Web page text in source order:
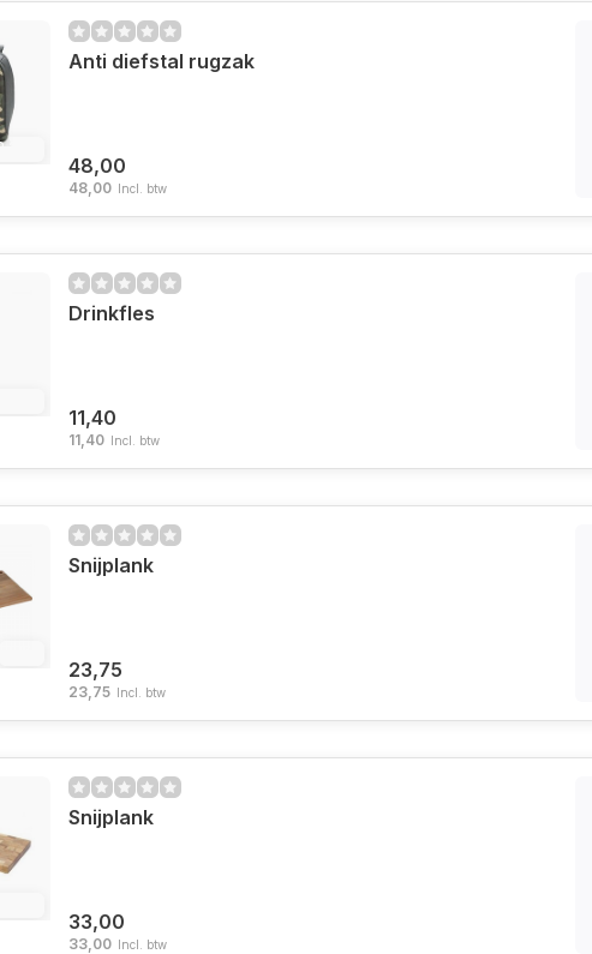
Anti diefstal rugzak
48,00
48,00 Incl. btw
Drinkfles
11,40
11,40 Incl. btw
Snijplank
23,75
23,75 Incl. btw
Snijplank
33,00
33,00 Incl. btw